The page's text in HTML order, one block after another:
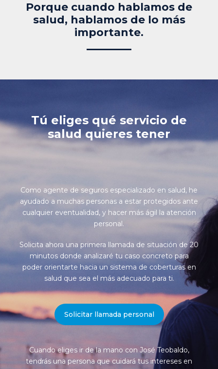
Porque cuando hablamos de
salud, hablamos de lo más
importante.
Tú eliges qué servicio de
salud quieres tener
Como agente de seguros especializado en salud, he
ayudado a muchas personas a estar protegidos ante
cualquier eventualidad, y hacer más ágil la atención
personal.
Solicita ahora una primera llamada de situación de 20
minutos donde analizaré tu caso concreto para
poder orientarte hacia un sistema de coberturas en
salud que sea el más adecuado para ti.
Solicitar llamada personal
Cuando eliges ir de la mano con José Teobaldo,
tendrás una persona que cuidará tus intereses en